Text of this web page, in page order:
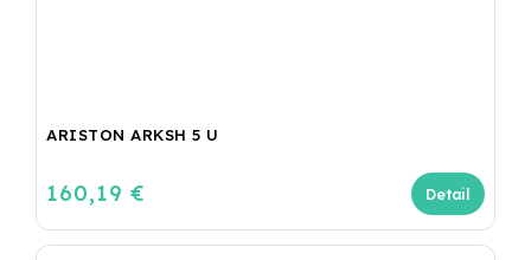
ARISTON ARKSH 5 U
160,19 € Detail